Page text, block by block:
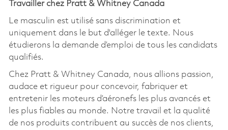
Travailler chez Pratt & Whitney Canada
Le masculin est utilisé sans discrimination et
uniquement dans le but d'alléger le texte. Nous
étudierons la demande d’emploi de tous les candidats
qualifiés.
Chez Pratt & Whitney Canada, nous allions passion,
audace et rigueur pour concevoir, fabriquer et
entretenir les moteurs d’aéronefs les plus avancés et
les plus fiables au monde. Notre travail et la qualité
de nos produits contribuent au succès de nos clients,